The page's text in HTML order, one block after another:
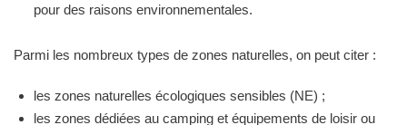
pour des raisons environnementales.
Parmi les nombreux types de zones naturelles, on peut citer :
les zones naturelles écologiques sensibles (NE) ;
les zones dédiées au camping et équipements de loisir ou